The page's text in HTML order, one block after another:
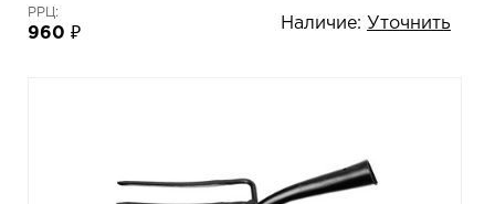
РРЦ:
960 ₽
Наличие: Уточнить